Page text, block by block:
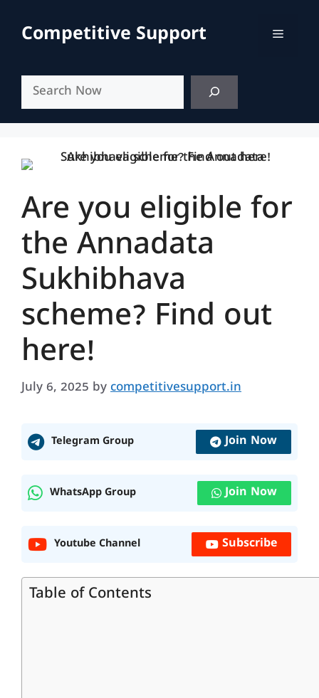
contentCompetitive Support Menu
Are you eligible for
the Annadata
Sukhibhava
scheme? Find out
here!
July 6, 2025 by competitivesupport.in
Telegram Group Join Now
WhatsApp Group Join Now
Youtube Channel Subscribe
Table of Contents